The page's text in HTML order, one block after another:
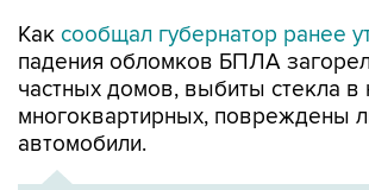
Как сообщал губернатор ранее
падения обломков БПЛА
частных домов, выбиты стекла в
многоквартирных, повреждены
автомобили.